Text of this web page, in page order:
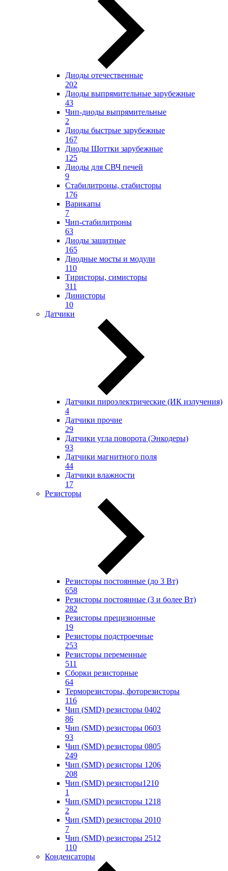
Диоды отечественные
202
Диоды выпрямительные зарубежные
43
Чип-диоды выпрямительные
2
Диоды быстрые зарубежные
167
Диоды Шоттки зарубежные
125
Диоды для СВЧ печей
9
Стабилитроны, стабисторы
176
Варикапы
7
Чип-стабилитроны
63
Диоды защитные
165
Диодные мосты и модули
110
Тиристоры, симисторы
311
Динисторы
10
Датчики
Датчики пироэлектрические (ИК излучения)
4
Датчики прочие
29
Датчики угла поворота (Энкодеры)
93
Датчики магнитного поля
44
Датчики влажности
17
Резисторы
Резисторы постоянные (до 3 Вт)
658
Резисторы постоянные (3 и более Вт)
282
Резисторы прецизионные
19
Резисторы подстроечные
253
Резисторы переменные
511
Сборки резисторные
64
Терморезисторы, фоторезисторы
116
Чип (SMD) резисторы 0402
86
Чип (SMD) резисторы 0603
93
Чип (SMD) резисторы 0805
249
Чип (SMD) резисторы 1206
208
Чип (SMD) резисторы1210
1
Чип (SMD) резисторы 1218
2
Чип (SMD) резисторы 2010
7
Чип (SMD) резисторы 2512
110
Конденсаторы